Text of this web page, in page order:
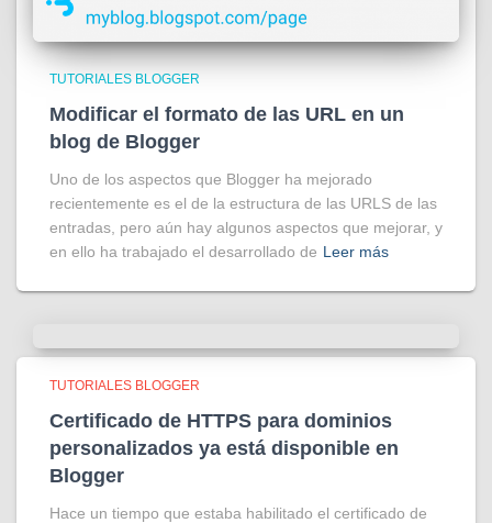
TUTORIALES BLOGGER
Modificar el formato de las URL en un
blog de Blogger
Uno de los aspectos que Blogger ha mejorado
recientemente es el de la estructura de las URLS de las
entradas, pero aún hay algunos aspectos que mejorar, y
en ello ha trabajado el desarrollado de Leer más
TUTORIALES BLOGGER
Certificado de HTTPS para dominios
personalizados ya está disponible en
Blogger
Hace un tiempo que estaba habilitado el certificado de